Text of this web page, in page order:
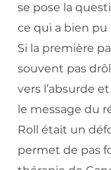
se pose la
ce qui a bien pu
Si la première
souvent pas
vers l’absurde
le message du
Roll était un
permet de pas